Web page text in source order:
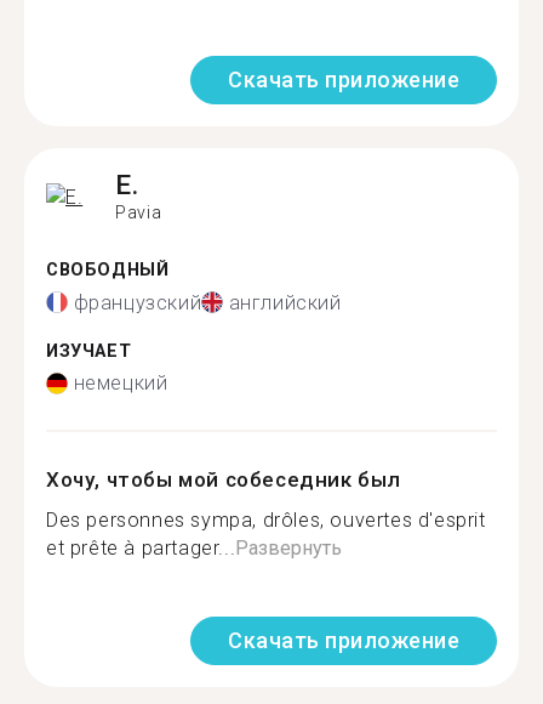
Скачать приложение
E.
Pavia
СВОБОДНЫЙ
французский английский
ИЗУЧАЕТ
немецкий
Хочу, чтобы мой собеседник был
Des personnes sympa, drôles, ouvertes d'esprit
et prête à partager...Развернуть
Скачать приложение